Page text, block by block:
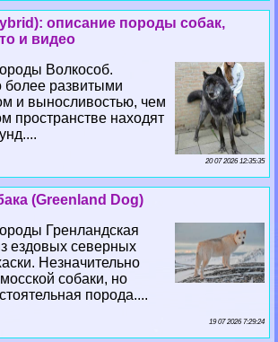
описание породы собак,
и видео
Волкособ.
развитыми
и выносливостью, чем
прострaнcтве находят
20 07 2026 12:35:35
(Greenland Dog)
Гренландская
ездовых северных
Незначительно
собаки, но
порода....
19 07 2026 7:29:24